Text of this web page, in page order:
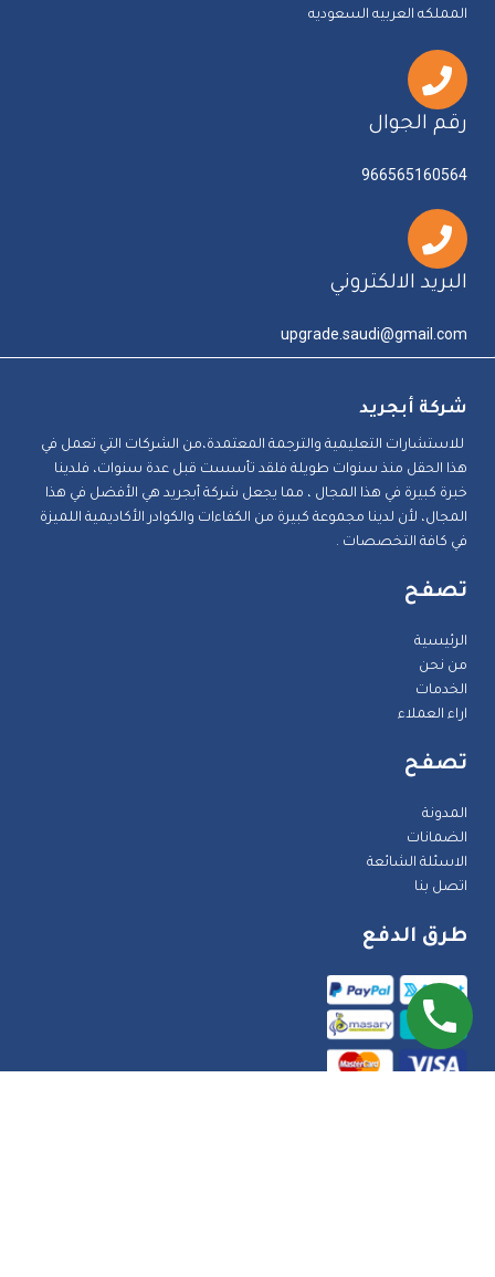
المملكه العربيه السعوديه
رقم الجوال
966565160564
البريد الالكتروني
upgrade.saudi@gmail.com
شركة أبجريد
للاستشارات التعليمية والترجمة المعتمدة،من الشركات التي تعمل في
هذا الحقل منذ سنوات طويلة فلقد تأسست قبل عدة سنوات، فلدينا
خبرة كبيرة في هذا المجال ، مما يجعل شركة أبجريد هي الأفضل في هذا
المجال، لأن لدينا مجموعة كبيرة من الكفاءات والكوادر الأكاديمية اللميزة
في كافة التخصصات .
تصفح
الرئيسية
من نحن
الخدمات
اراء العملاء
تصفح
المدونة
الضمانات
الاسئلة الشائعة
اتصل بنا
طرق الدفع